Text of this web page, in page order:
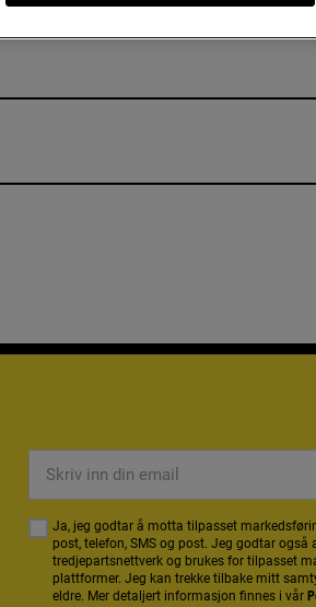
inn
din
email
Ja, jeg godtar å motta tilpasset
post, telefon, SMS og post. Jeg godtar
tredjepartsnettverk og brukes for tilpasset
plattformer. Jeg kan trekke tilbake mitt
eldre. Mer detaljert informasjon finnes i vår